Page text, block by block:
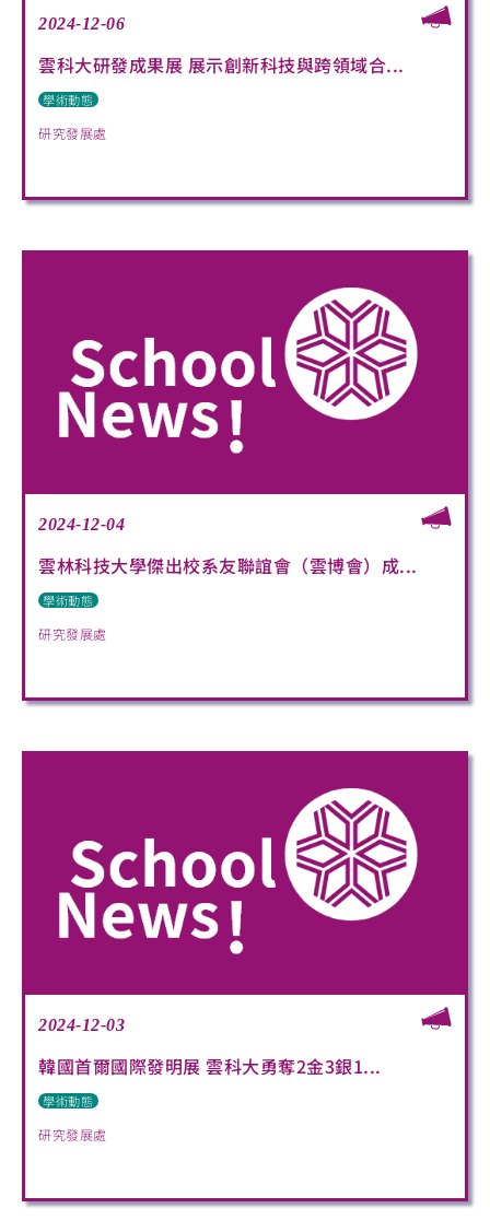
2024-12-06
雲科大研發成果展 展示創新科技與跨領域合...
學術動態
研究發展處
2024-12-04
雲林科技大學傑出校系友聯誼會（雲博會）成...
學術動態
研究發展處
2024-12-03
韓國首爾國際發明展 雲科大勇奪2金3銀1...
學術動態
研究發展處